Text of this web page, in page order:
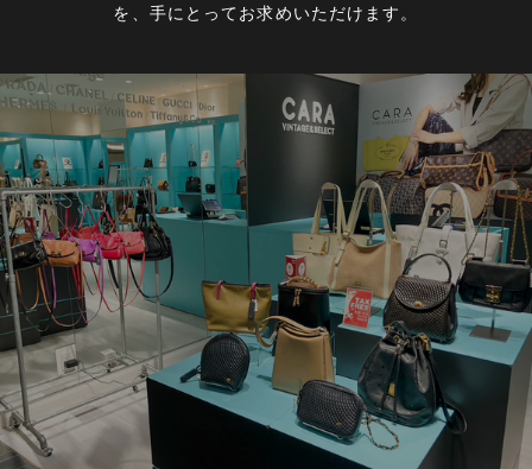
を、手にとってお求めいただけます。